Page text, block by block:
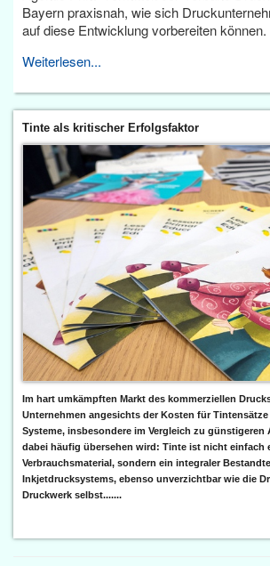
Bayern praxisnah, wie sich
auf diese Entwicklung vorbereiten können.
Weiterlesen...
Tinte als kritischer Erfolgsfaktor
Im hart umkämpften Markt des kommerziellen
Unternehmen angesichts der Kosten für
Systeme, insbesondere im Vergleich zu günstigeren
dabei häufig übersehen wird: Tinte ist nicht einfach
Verbrauchsmaterial, sondern ein integraler
Inkjetdrucksystems, ebenso unverzichtbar wie die
Druckwerk selbst.......